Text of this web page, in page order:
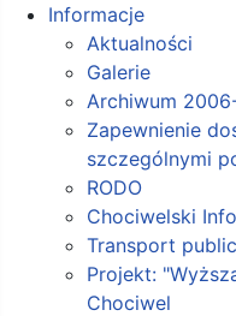
Informacje
Aktualności
Galerie
Archiwum
Zapewnienie
szczególnymi
RODO
Chociwelski
Transport
Projekt:
Chociwel